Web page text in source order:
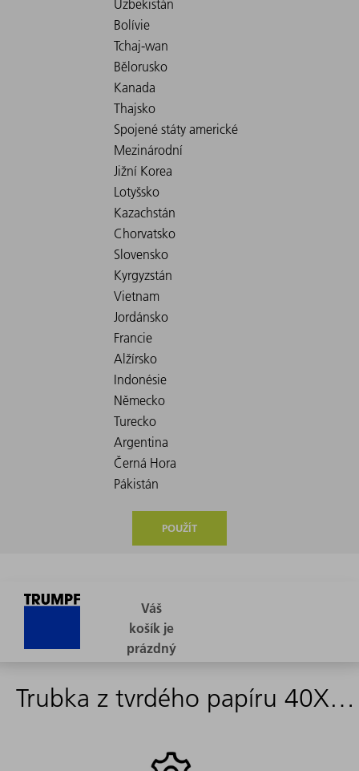
POUŽÍT
Trubka z tvrdého papíru 40X38X1280 HP2065